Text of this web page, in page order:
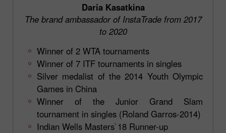
Daria Kasatkina
The brand ambassador of InstaTrade from 2017
to 2020
Winner of 2 WTA tournaments
Winner of 7 ITF tournaments in singles
Silver medalist of the 2014 Youth Olympic
Games in China
Winner of the Junior Grand Slam
tournament in singles (Roland Garros-2014)
Indian Wells Masters`18 Runner-up